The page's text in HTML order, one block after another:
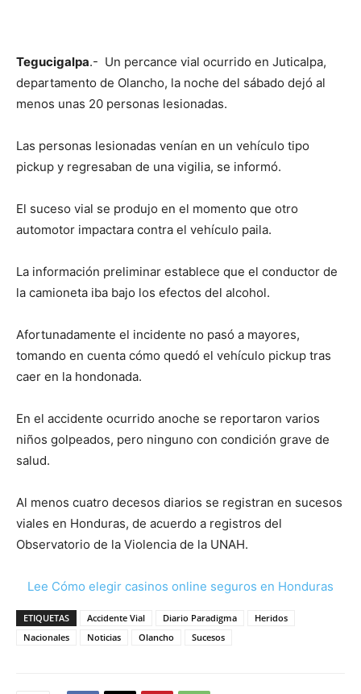
Tegucigalpa.- Un percance vial ocurrido en Juticalpa,
departamento de Olancho, la noche del sábado dejó al
menos unas 20 personas lesionadas.
Las personas lesionadas venían en un vehículo tipo
pickup y regresaban de una vigilia, se informó.
El suceso vial se produjo en el momento que otro
automotor impactara contra el vehículo paila.
La información preliminar establece que el conductor de
la camioneta iba bajo los efectos del alcohol.
Afortunadamente el incidente no pasó a mayores,
tomando en cuenta cómo quedó el vehículo pickup tras
caer en la hondonada.
En el accidente ocurrido anoche se reportaron varios
niños golpeados, pero ninguno con condición grave de
salud.
Al menos cuatro decesos diarios se registran en sucesos
viales en Honduras, de acuerdo a registros del
Observatorio de la Violencia de la UNAH.
Lee Cómo elegir casinos online seguros en Honduras
ETIQUETAS Accidente Vial Diario Paradigma
Heridos
Nacionales
Noticias Olancho Sucesos